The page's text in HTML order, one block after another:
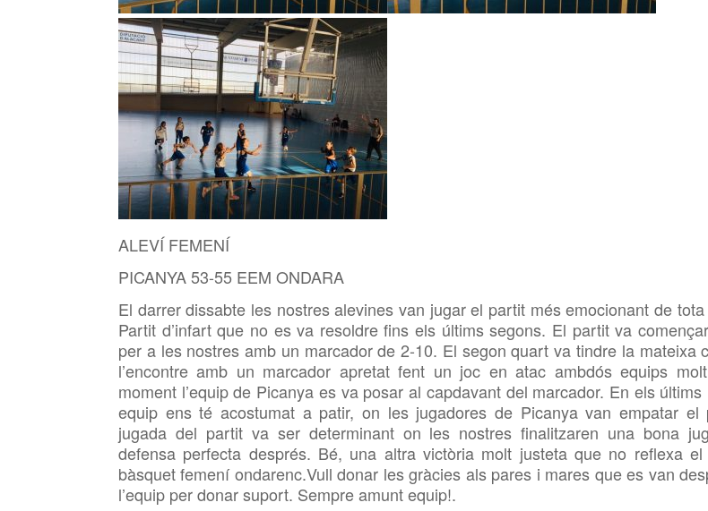
ALEVÍ FEMENÍ
PICANYA 53-55 EEM ONDARA
El darrer dissabte les nostres alevines van jugar el partit més emocionant de
Partit d’infart que no es va resoldre fins els últims segons. El partit va
per a les nostres amb un marcador de 2-10. El segon quart va tindre la mateixa
l’encontre amb un marcador apretat fent un joc en atac ambdós equips
moment l’equip de Picanya es va posar al capdavant del marcador. En els
equip ens té acostumat a patir, on les jugadores de Picanya van empatar el
jugada del partit va ser determinant on les nostres finalitzaren una bona
defensa perfecta després. Bé, una altra victòria molt justeta que no reflexa
bàsquet femení ondarenc.Vull donar les gràcies als pares i mares que es van
l’equip per donar suport. Sempre amunt equip!.